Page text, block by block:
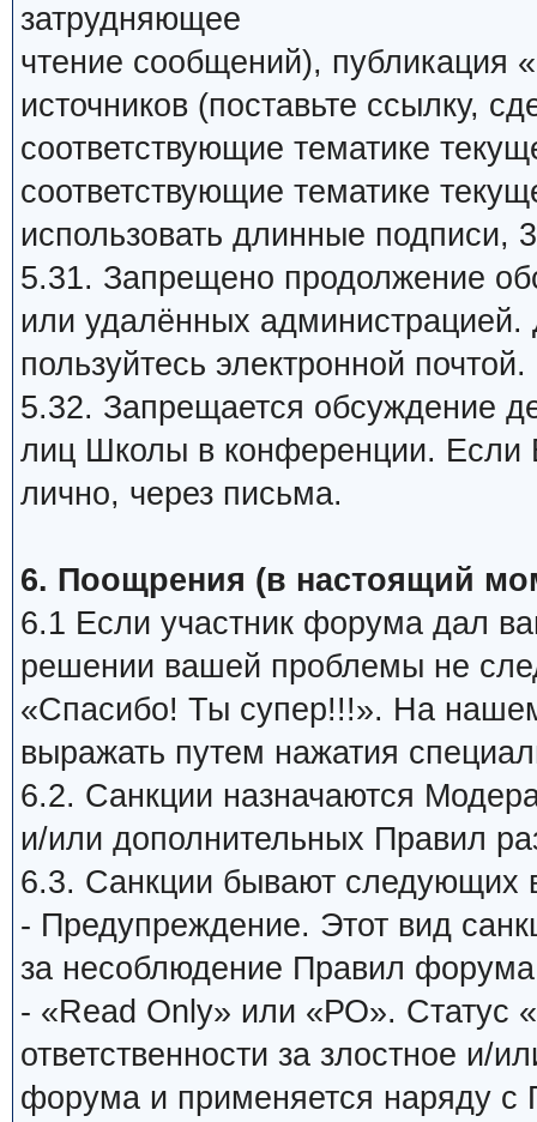
затрудняющее
чтение сообщений), публикация
источников (поставьте ссылку,
соответствующие тематике
соответствующие тематике
использовать длинные подписи,
5.31. Запрещено продолжение
или удалённых
пользуйтесь электронной почтой.
5.32. Запрещается обсуждение
лиц Школы в конференции. Если
лично, через письма.
6. Поощрения (в настоящий
6.1 Если участник форума дал
решении вашей проблемы не
«Спасибо! Ты супер!!!». На
выражать путем нажатия
6.2. Санкции назначаются
и/или дополнительных Правил
6.3. Санкции бывают следующих
- Предупреждение. Этот вид
за несоблюдение Правил
- «Read Only» или «РО». Статус
ответственности за злостное и/
форума и применяется наряду